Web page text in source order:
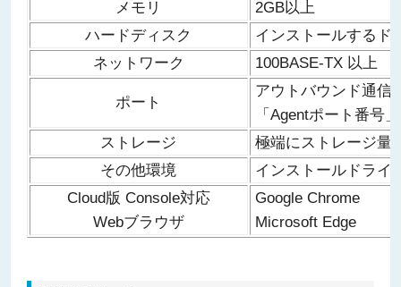
メモリ
2GB以上
ハードディスク
インストールするド
ネットワーク
100BASE-TX 以上
ポート
アウトバウンド通信
「Agentポート番号
ストレージ
極端にストレージ量
その他環境
インストールドライ
Cloud版 Console対応
Webブラウザ
Google Chrome
Microsoft Edge